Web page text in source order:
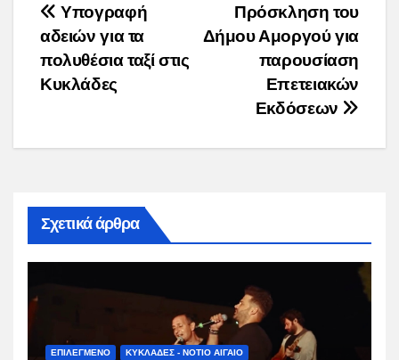
Post
navigation
Πρόσκληση του
Δήμου Αμοργού για
παρουσίαση
Επετειακών
Εκδόσεων
Υπογραφή
αδειών για τα
πολυθέσια ταξί στις
Κυκλάδες
Σχετικά άρθρα
ΕΠΙΛΕΓΜΕΝΟ ΚΥΚΛΑΔΕΣ - ΝΟΤΙΟ ΑΙΓΑΙΟ